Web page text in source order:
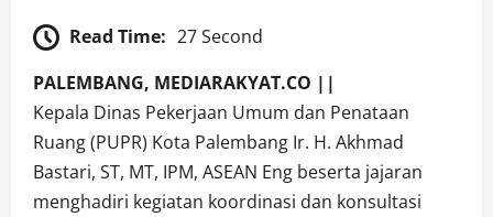
Read Time: 27 Second
PALEMBANG, MEDIARAKYAT.CO ||
Kepala Dinas Pekerjaan Umum dan Penataan
Ruang (PUPR) Kota Palembang Ir. H. Akhmad
Bastari, ST, MT, IPM, ASEAN Eng beserta jajaran
menghadiri kegiatan koordinasi dan konsultasi